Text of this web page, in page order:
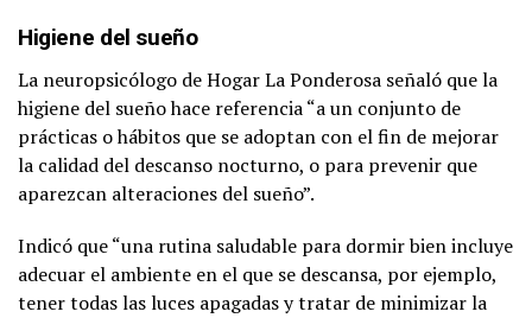
Higiene del sueño
La neuropsicólogo de Hogar La Ponderosa señaló que la
higiene del sueño hace referencia “a un conjunto de
prácticas o hábitos que se adoptan con el fin de mejorar
la calidad del descanso nocturno, o para prevenir que
aparezcan alteraciones del sueño”.
Indicó que “una rutina saludable para dormir bien incluye
adecuar el ambiente en el que se descansa, por ejemplo,
tener todas las luces apagadas y tratar de minimizar la